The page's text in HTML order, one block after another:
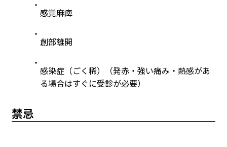
感覚麻痺
創部離開
感染症（ごく稀）（発赤・強い痛み・熱感があ
る場合はすぐに受診が必要）
禁忌